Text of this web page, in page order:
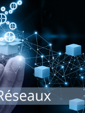
membres
de FRP2i le
et la
de
réseaux,...
SAVOIR PLUS